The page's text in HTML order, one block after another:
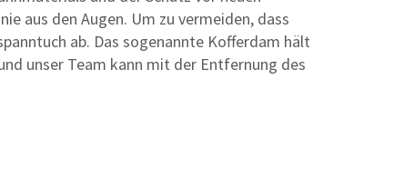
aus den Augen. Um zu vermeiden, dass
ab. Das sogenannte Kofferdam hält
unser Team kann mit der Entfernung des